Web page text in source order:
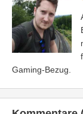
Gaming-Bezug.